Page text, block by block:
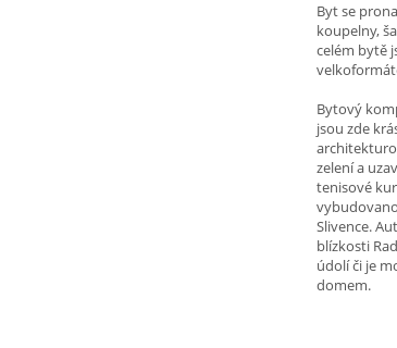
Byt se
koupelny,
celém bytě
Bytový
jsou zde
zelení a
tenisové
Slivence.
blízkosti
údolí či je
domem.